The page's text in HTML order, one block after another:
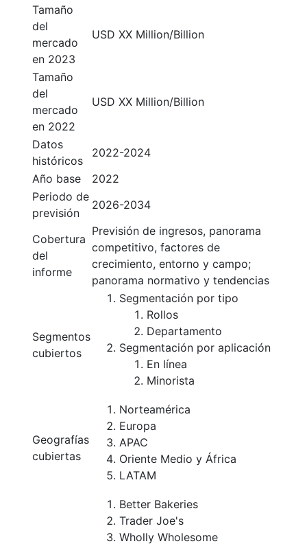
Tamaño
del
mercado
en 2023
USD XX Million/Billion
Tamaño
del
mercado
en 2022
USD XX Million/Billion
Datos
históricos
2022-2024
Año base
2022
Periodo de
previsión
2026-2034
Cobertura
del
informe
Previsión de ingresos, panorama
competitivo, factores de
crecimiento, entorno y campo;
panorama normativo y tendencias
Segmentos
cubiertos
Segmentación por tipo
Rollos
Departamento
Segmentación por aplicación
En línea
Minorista
Geografías
cubiertas
Norteamérica
Europa
APAC
Oriente Medio y África
LATAM
Better Bakeries
Trader Joe's
Wholly Wholesome